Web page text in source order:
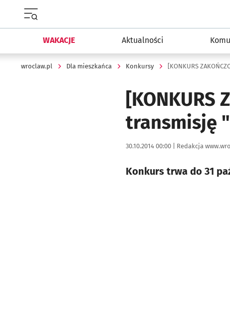
WAKACJE Aktualności
wroclaw.pl Dla mieszkańca Konkursy [KONKURS
[KONKURS
transmisję
Data publikacji:
30.10.2014 00:00 | Autor:
Redakcja
Konkurs trwa do 31